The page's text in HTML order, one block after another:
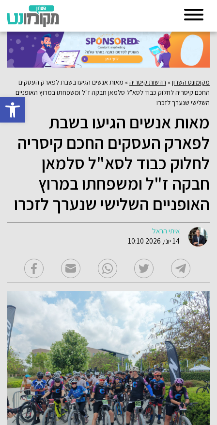
פתח
מקומונט השרון» חדשות קיסריה» מאות אנשים הגיעו בשבת לפארק העסקים
החכם קיסריה לחלוק כבוד לסא"ל סלמאן חבקה ז"ל ומשפחתו במרוץ האופניים
השלישי שנערך לזכרו
מאות אנשים הגיעו בשבת
לפארק העסקים החכם קיסריה
לחלוק כבוד לסא"ל סלמאן
חבקה ז"ל ומשפחתו במרוץ
האופניים השלישי שנערך לזכרו
איתי הראל
14 יוני, 2026 10:10